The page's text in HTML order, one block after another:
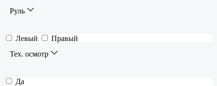
Руль
Левый
Правый
Тех. осмотр
Да